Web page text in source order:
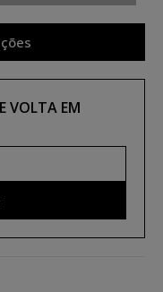
VOLTA EM